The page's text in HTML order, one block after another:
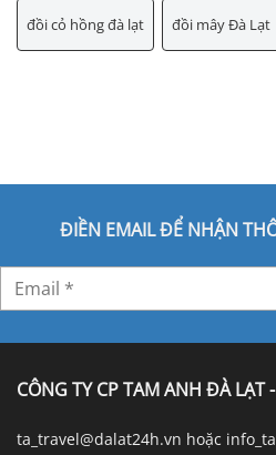
đồi cỏ hồng đà lạt đồi mây Đà Lạt
ĐIỀN EMAIL ĐỂ NHẬN
CÔNG TY CP TAM ANH ĐÀ LẠT
ta_travel@dalat24h.vn hoặc